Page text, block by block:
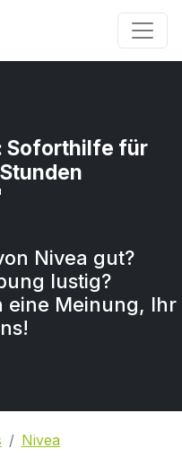
Soforthilfe für
Nivea gut?
lustig?
eine Meinung, Ihr
Nivea